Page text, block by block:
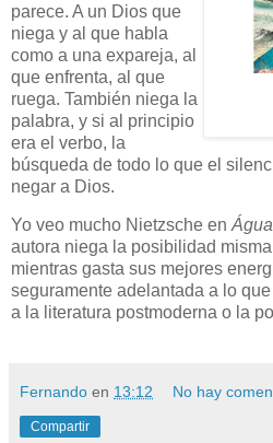
parece. A un Dios que
niega y al que habla
como a una expareja, al
que enfrenta, al que
ruega. También niega la
palabra, y si al principio
era el verbo, la
búsqueda de todo lo que el
negar a Dios.
Yo veo mucho Nietzsche en
autora niega la posibilidad
mientras gasta sus mejores
seguramente adelantada a lo
a la literatura postmoderna o la
Fernando en 13:12 No hay
Compartir